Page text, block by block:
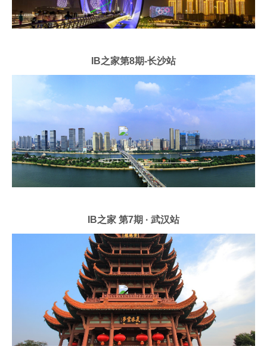
IB之家第8期-长沙站
IB之家 第7期 · 武汉站